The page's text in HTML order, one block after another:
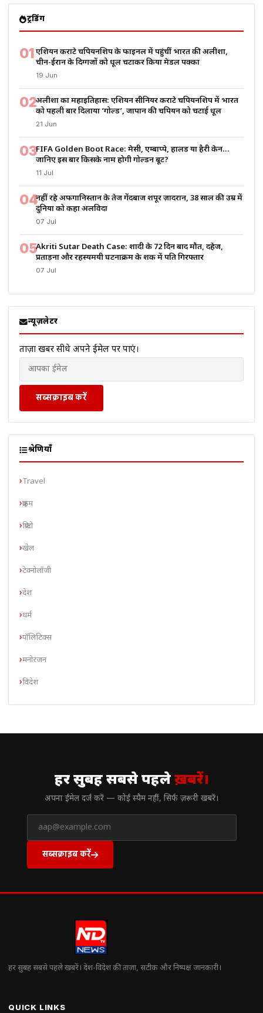
ट्रेंडिंग
01एशियन कराटे चैंपियनशिप के फाइनल में पहुंचीं भारत की अलीशा,
चीन-ईरान के दिग्गजों को धूल चटाकर किया मेडल पक्का
19 Jun
02अलीशा का महाइतिहास: एशियन सीनियर कराटे चैंपियनशिप में भारत
को पहली बार दिलाया ‘गोल्ड’, जापान की चैंपियन को चटाई धूल
21 Jun
03FIFA Golden Boot Race: मेसी, एम्बाप्पे, हालैंड या हैरी केन…
जानिए इस बार किसके नाम होगी गोल्डन बूट?
11 Jul
04नहीं रहे अफगानिस्तान के तेज गेंदबाज शपूर ज़ादरान, 38 साल की उम्र में
दुनिया को कहा अलविदा
07 Jul
05Akriti Sutar Death Case: शादी के 72 दिन बाद मौत, दहेज,
प्रताड़ना और रहस्यमयी घटनाक्रम के शक में पति गिरफ्तार
07 Jul
न्यूज़लेटर
ताज़ा खबरें सीधे अपने ईमेल पर पाएं।
सब्सक्राइब करें
श्रेणियाँ
Travel
क्राइम
क्रिप्टो
खेल
टेक्नोलॉजी
देश
धर्म
पॉलिटिक्स
मनोरंजन
विदेश
हर सुबह सबसे पहलेख़बरें।
अपना ईमेल दर्ज करें — कोई स्पैम नहीं, सिर्फ ज़रूरी खबरें।
सब्सक्राइब करें
हर सुबह सबसे पहले खबरें। देश-विदेश की ताज़ा, सटीक और निष्पक्ष जानकारी।
QUICK LINKS